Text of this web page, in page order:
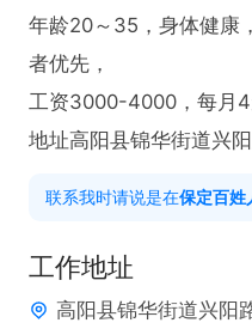
年龄20～35，身体健康
者优先，
工资3000-4000，每月
地址高阳县锦华街道兴
联系我时请说是在保定百姓
工作地址
高阳县锦华街道兴阳